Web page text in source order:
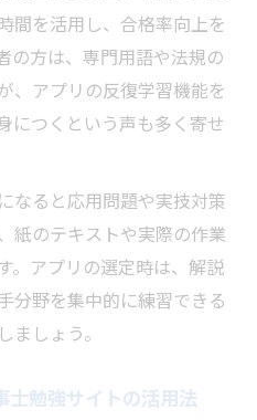
間を活用し、合格率向上を
の方は、専門用語や法規の
、アプリの反復学習機能を
につくという声も多く寄せ
なると応用問題や実技対策
紙のテキストや実際の作業
。アプリの選定時は、解説
分野を集中的に練習できる
しょう。
士勉強サイトの活用法